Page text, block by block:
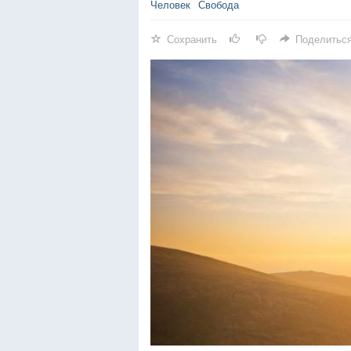
Человек Свобода
Сохранить